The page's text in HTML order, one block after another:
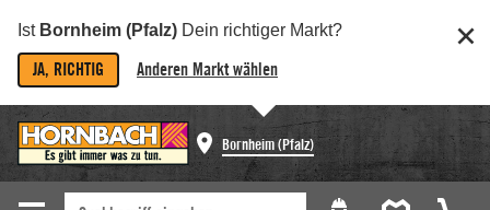
Ist Bornheim (Pfalz) Dein richtiger Markt?
JA, RICHTIG Anderen Markt wählen
Bornheim (Pfalz)